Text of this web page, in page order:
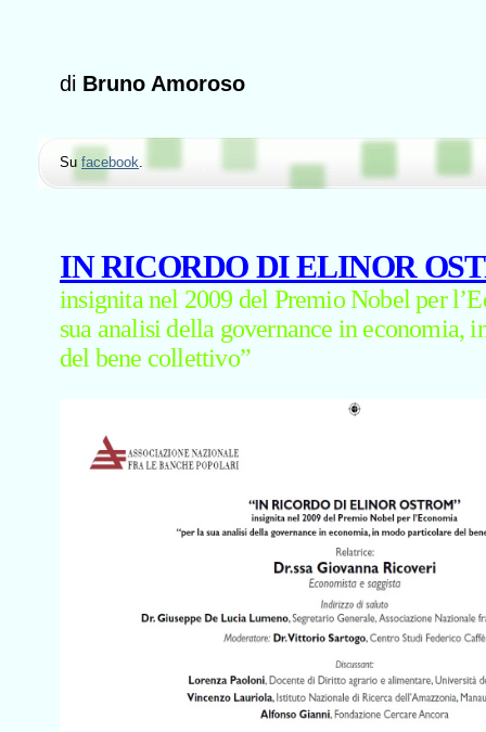
di Bruno Amoroso
Su facebook.
IN RICORDO DI ELINOR
insignita nel 2009 del Premio Nobel per
sua analisi della governance in economia,
del bene collettivo”